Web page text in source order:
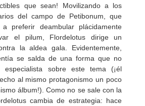
que sean! Movilizando a los
del campo de Petibonum, que
preferir deambular plácidamente
el pilum, Flordelotus dirige un
la aldea gala. Evidentemente,
se salda de una forma que no
especialista sobre este tema (¡él
al mismo protagonismo un poco
álbum!). Como no se sale con la
cambia de estrategia: hace